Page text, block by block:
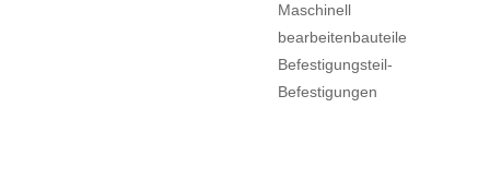
Maschinell
bearbeitenbauteile
Befestigungsteil-
Befestigungen